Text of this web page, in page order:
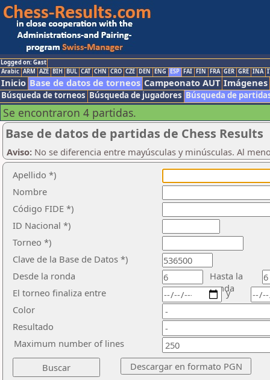
Logged on: Gast
Arabic ARM AZE BIH BUL CAT CHN CRO CZE DEN ENG ESP FAI FIN FRA GER GRE INA
Inicio Base de datos de torneos Campeonato AUT Imágenes
Búsqueda de torneos Búsqueda de jugadores Búsqueda de
Se encontraron 4 partidas.
Base de datos de partidas de Chess Results
Aviso: No se diferencia entre mayúsculas y minúsculas. Al
Apellido *)
Nombre
Código FIDE *)
ID Nacional *)
Torneo *)
Clave de la Base de Datos *)
Desde la ronda
Hasta la
ronda
El torneo finaliza entre
Color
Resultado
y
Maximum number of lines